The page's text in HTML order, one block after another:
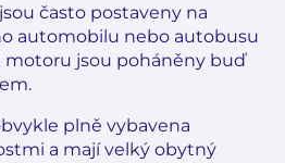
často postaveny na
automobilu nebo autobusu
motoru jsou poháněny buď
plně vybavena
a mají velký obytný